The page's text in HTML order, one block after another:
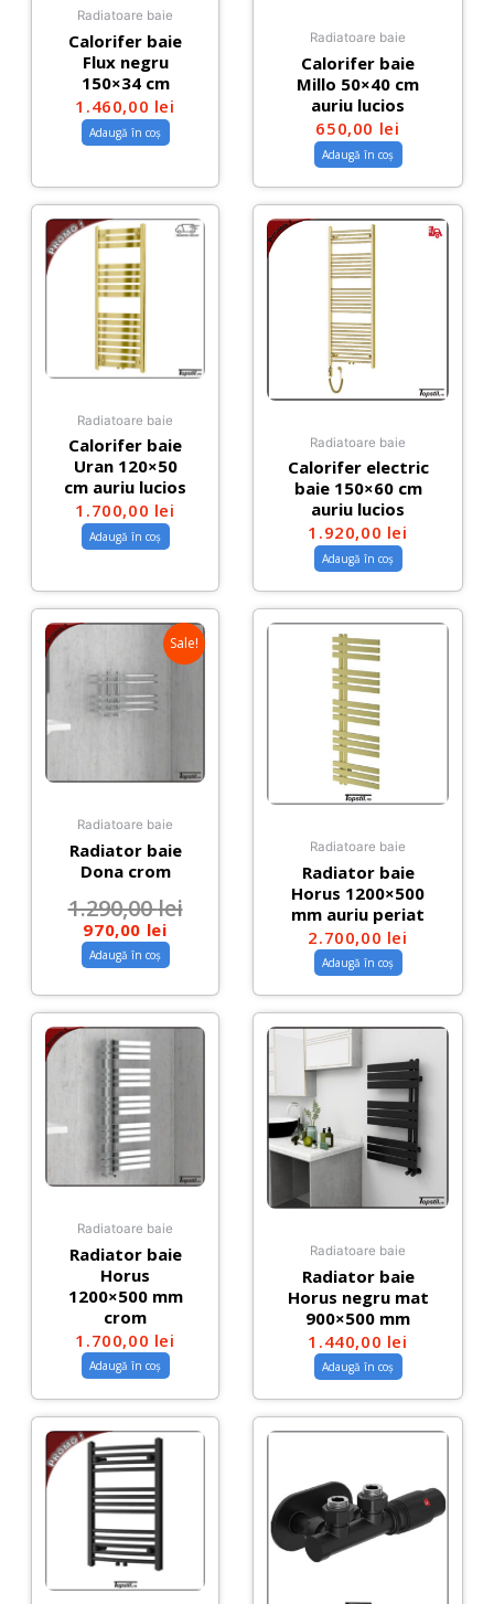
Radiatoare baie
Calorifer baie
Flux negru
150×34 cm
1.460,00 lei
Adaugă în coș
Radiatoare baie
Calorifer baie
Millo 50×40 cm
auriu lucios
650,00 lei
Adaugă în coș
Radiatoare baie
Calorifer baie
Uran 120×50
cm auriu lucios
1.700,00 lei
Adaugă în coș
Radiatoare baie
Calorifer electric
baie 150×60 cm
auriu lucios
1.920,00 lei
Adaugă în coș
Sale!
Radiatoare baie
Radiator baie
Dona crom
1.290,00lei
970,00 lei
Adaugă în coș
Radiatoare baie
Radiator baie
Horus 1200×500
mm auriu periat
2.700,00 lei
Adaugă în coș
Radiatoare baie
Radiator baie
Horus
1200×500 mm
crom
1.700,00 lei
Adaugă în coș
Radiatoare baie
Radiator baie
Horus negru mat
900×500 mm
1.440,00 lei
Adaugă în coș